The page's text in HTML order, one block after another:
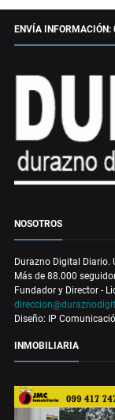
ENVÍA
NOSOTROS
Durazno Digital Diario.
Más de 88.000
Fundador y Director -
Diseño: IP
INMOBILIARIA